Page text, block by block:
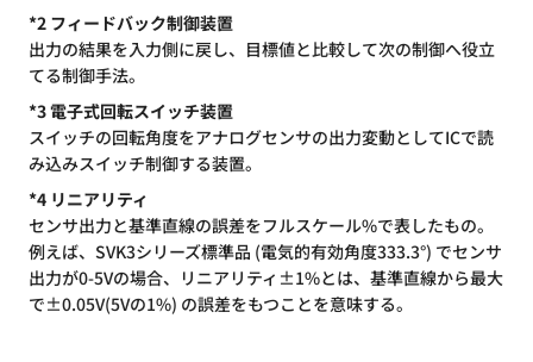
*2 フィードバック制御装置
出力の結果を入力側に戻し、目標値と比較して次の制御へ役立
てる制御手法。
*3 電子式回転スイッチ装置
スイッチの回転角度をアナログセンサの出力変動としてICで読
み込みスイッチ制御する装置。
*4 リニアリティ
センサ出力と基準直線の誤差をフルスケール%で表したもの。
例えば、SVK3シリーズ標準品 (電気的有効角度333.3°) でセンサ
出力が0-5Vの場合、リニアリティ±1%とは、基準直線から最大
で±0.05V(5Vの1%) の誤差をもつことを意味する。